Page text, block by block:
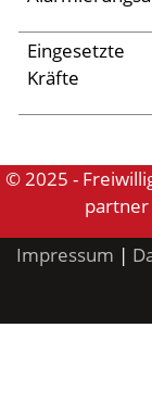
Archiv 2022
Archiv 2021
Archiv
Archiv
Archiv
Eingesetzte
Kräfte
© 2025 -
Impressum |